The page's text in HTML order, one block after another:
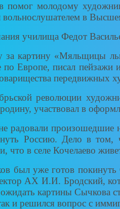
молодому
вольнослушателем в
училища Федот
за картину «Мяльщицы
по Европе, писал пейзажи
передвижных
революции
родину, участвовал в
радовали произошедшие
Россию. Дело в том,
что в селе Кочелаево
был уже готов
АХ И.И. Бродский,
картины Сычкова
и решился вопрос с